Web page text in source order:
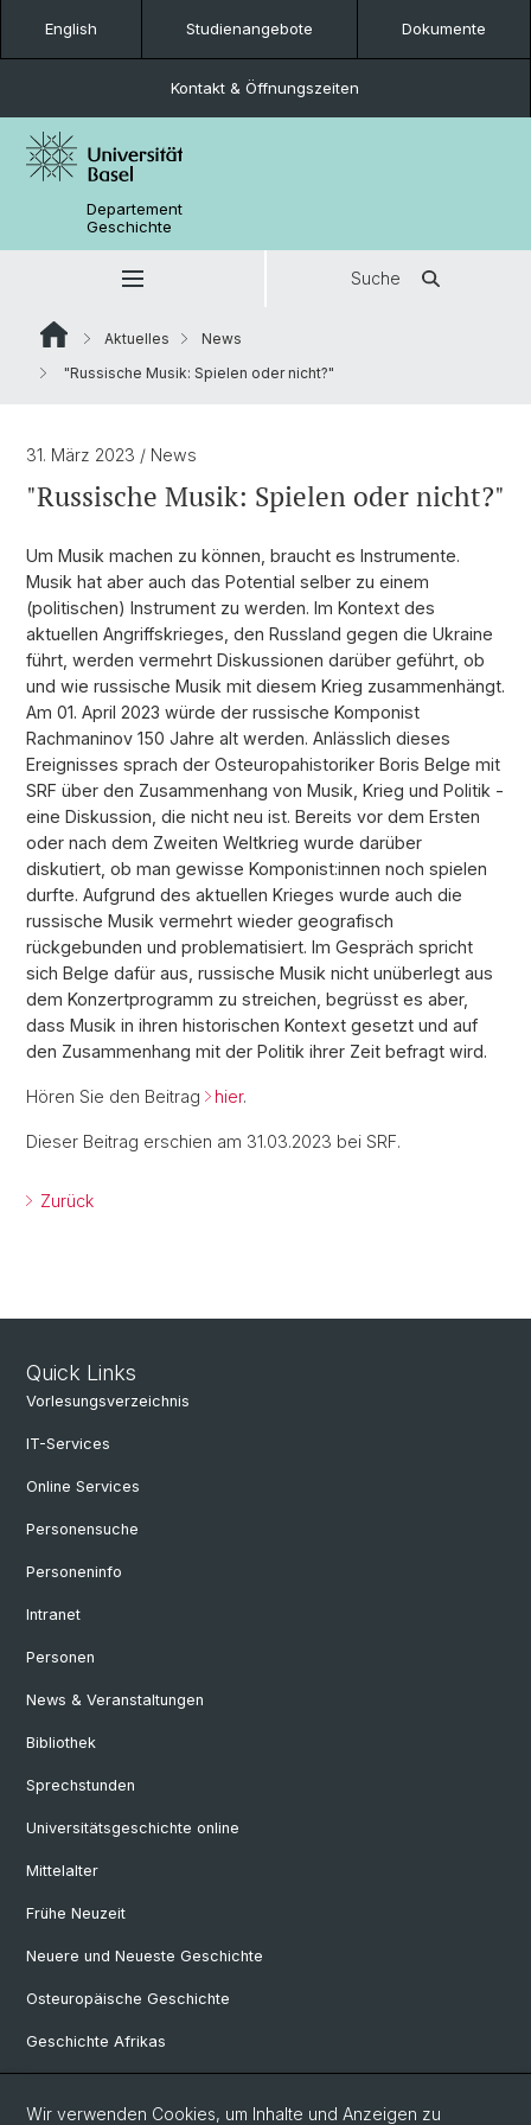
English Studienangebote Dokumente
Kontakt & Öffnungszeiten
Departement
Geschichte
Suche
Aktuelles
News
"Russische Musik: Spielen oder nicht?"
31. März 2023 / News
"Russische Musik: Spielen oder nicht?"
Um Musik machen zu können, braucht es Instrumente.
Musik hat aber auch das Potential selber zu einem
(politischen) Instrument zu werden. Im Kontext des
aktuellen Angriffskrieges, den Russland gegen die Ukraine
führt, werden vermehrt Diskussionen darüber geführt, ob
und wie russische Musik mit diesem Krieg zusammenhängt.
Am 01. April 2023 würde der russische Komponist
Rachmaninov 150 Jahre alt werden. Anlässlich dieses
Ereignisses sprach der Osteuropahistoriker Boris Belge mit
SRF über den Zusammenhang von Musik, Krieg und Politik -
eine Diskussion, die nicht neu ist. Bereits vor dem Ersten
oder nach dem Zweiten Weltkrieg wurde darüber
diskutiert, ob man gewisse Komponist:innen noch spielen
durfte. Aufgrund des aktuellen Krieges wurde auch die
russische Musik vermehrt wieder geografisch
rückgebunden und problematisiert. Im Gespräch spricht
sich Belge dafür aus, russische Musik nicht unüberlegt aus
dem Konzertprogramm zu streichen, begrüsst es aber,
dass Musik in ihren historischen Kontext gesetzt und auf
den Zusammenhang mit der Politik ihrer Zeit befragt wird.
Hören Sie den Beitrag hier.
Dieser Beitrag erschien am 31.03.2023 bei SRF.
Zurück
Quick Links
Vorlesungsverzeichnis
IT-Services
Online Services
Personensuche
Personeninfo
Intranet
Personen
News & Veranstaltungen
Bibliothek
Sprechstunden
Universitätsgeschichte online
Mittelalter
Frühe Neuzeit
Neuere und Neueste Geschichte
Osteuropäische Geschichte
Geschichte Afrikas
Social Media
Wir verwenden Cookies, um Inhalte und Anzeigen zu